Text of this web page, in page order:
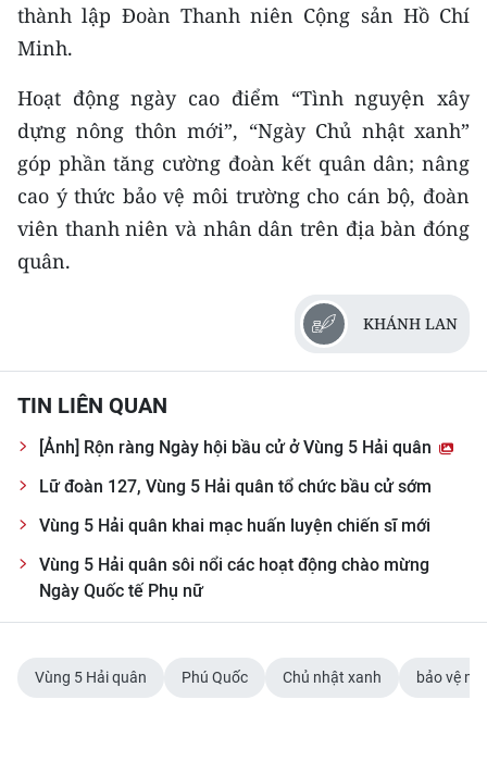
Media Môi trường
Ảnh
Infographic
TIN MỚI
TIN ĐỊA PHƯƠNG
Bắc Trung Bộ
Duyên hải Nam Trung Bộ và Tây
Nguyên
Đông Nam Bộ
Chuyên trang Hà Nội
CHUYÊN ĐỀ
thành lập Đoàn Thanh niên Cộng sản Hồ Chí
Minh.
Hoạt động ngày cao điểm “Tình nguyện xây
dựng nông thôn mới”, “Ngày Chủ nhật xanh”
góp phần tăng cường đoàn kết quân dân; nâng
cao ý thức bảo vệ môi trường cho cán bộ, đoàn
viên thanh niên và nhân dân trên địa bàn đóng
quân.
KHÁNH LAN
TIN LIÊN QUAN
[Ảnh] Rộn ràng Ngày hội bầu cử ở Vùng 5 Hải quân
Lữ đoàn 127, Vùng 5 Hải quân tổ chức bầu cử sớm
Vùng 5 Hải quân khai mạc huấn luyện chiến sĩ mới
Vùng 5 Hải quân sôi nổi các hoạt động chào mừng
Ngày Quốc tế Phụ nữ
Vùng 5 Hải quân Phú Quốc Chủ nhật xanh bảo vệ